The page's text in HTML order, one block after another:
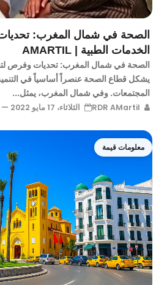
الصحة في شمال المغرب:
الخدمات الطبية | AMARTIL
الصحة في شمال المغرب: تحديات وفرص
يشكل قطاع الصحة عنصراً أساسياً في
المجتمعات. وفي شمال المغرب، يمثل...
الثلاثاء، 17 مايو 2022 — 12:29
معلومات قيمة